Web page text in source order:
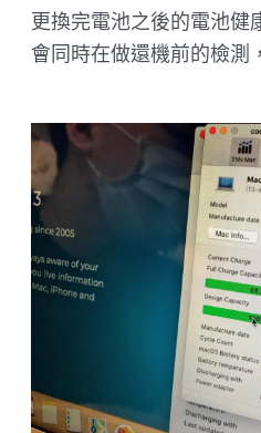
更換完電池之後的電池健
會同時在做還機前的檢測